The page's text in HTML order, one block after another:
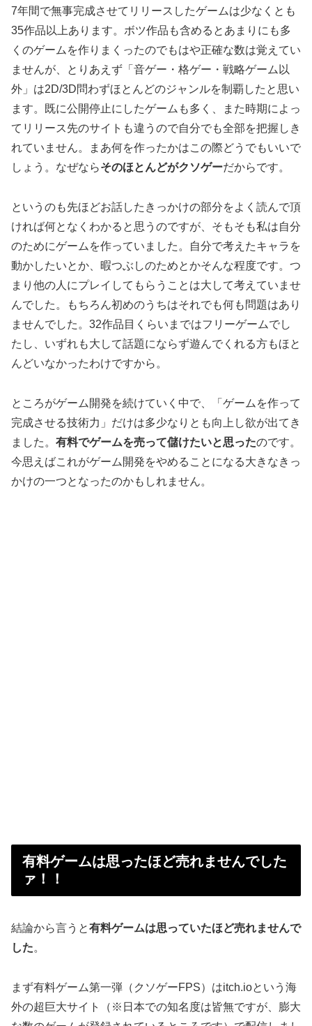
7年間で無事完成させてリリースしたゲームは少なくとも
35作品以上あります。ボツ作品も含めるとあまりにも多
くのゲームを作りまくったのでもはや正確な数は覚えてい
ませんが、とりあえず「音ゲー・格ゲー・戦略ゲーム以
外」は2D/3D問わずほとんどのジャンルを制覇したと思い
ます。既に公開停止にしたゲームも多く、また時期によっ
てリリース先のサイトも違うので自分でも全部を把握しき
れていません。まあ何を作ったかはこの際どうでもいいで
しょう。なぜならそのほとんどがクソゲーだからです。
というのも先ほどお話したきっかけの部分をよく読んで頂
ければ何となくわかると思うのですが、そもそも私は自分
のためにゲームを作っていました。自分で考えたキャラを
動かしたいとか、暇つぶしのためとかそんな程度です。つ
まり他の人にプレイしてもらうことは大して考えていませ
んでした。もちろん初めのうちはそれでも何も問題はあり
ませんでした。32作品目くらいまではフリーゲームでし
たし、いずれも大して話題にならず遊んでくれる方もほと
んどいなかったわけですから。
ところがゲーム開発を続けていく中で、「ゲームを作って
完成させる技術力」だけは多少なりとも向上し欲が出てき
ました。 有料でゲームを売って儲けたいと思ったのです。
今思えばこれがゲーム開発をやめることになる大きなきっ
かけの一つとなったのかもしれません。
有料ゲームは思ったほど売れませんでした
ァ！！
結論から言うと有料ゲームは思っていたほど売れませんで
した。
まず有料ゲーム第一弾（クソゲーFPS）はitch.ioという海
外の超巨大サイト（※日本での知名度は皆無ですが、膨大